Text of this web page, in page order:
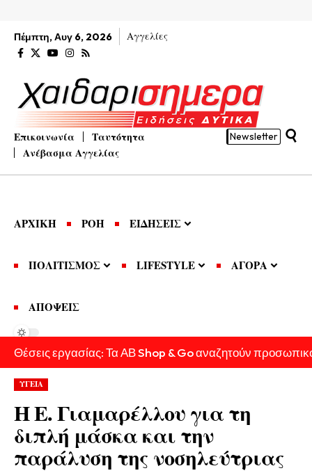
Πέμπτη, Αυγ 6, 2026 Αγγελίες
Επικοινωνία
Ταυτότητα
Ανέβασμα Αγγελίας
Newsletter
ΑΡΧΙΚΗ ΡΟΗ ΕΙΔΗΣΕΙΣ
ΠΟΛΙΤΙΣΜΟΣ LIFESTYLE ΑΓΟΡΑ
ΑΠΟΨΕΙΣ
Θέσεις εργασίας: Τα ΑΒ Shop & Go αναζητούν
ΥΓΕΙΑ
Η Ε. Γιαμαρέλλου για τη
διπλή μάσκα και την
παράλυση της νοσηλεύτριας